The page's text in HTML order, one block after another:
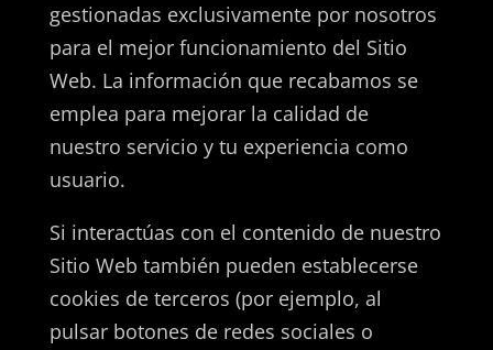
gestionadas exclusivamente por nosotros
para el mejor funcionamiento del Sitio
Web. La información que recabamos se
emplea para mejorar la calidad de
nuestro servicio y tu experiencia como
usuario.
Si interactúas con el contenido de nuestro
Sitio Web también pueden establecerse
cookies de terceros (por ejemplo, al
pulsar botones de redes sociales o